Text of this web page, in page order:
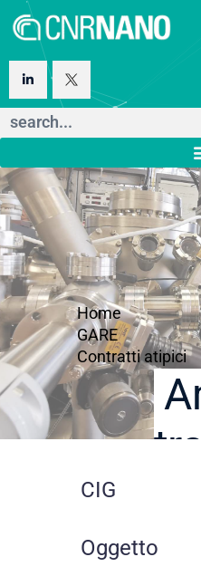
Home
GARE
Contratti atipici
CIG
Oggetto